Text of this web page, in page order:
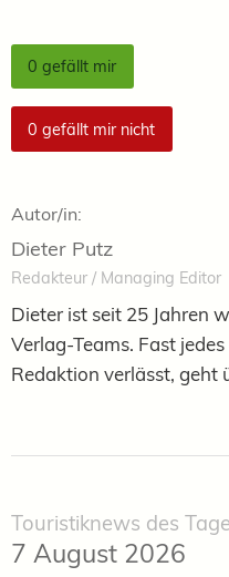
0 gefällt mir
0 gefällt mir nicht
Autor/in:
Dieter Putz
Redakteur / Managing Editor
Dieter ist seit 25 Jahren
Verlag-Teams. Fast
Redaktion verlässt, geht
Touristiknews des
7 August 2026